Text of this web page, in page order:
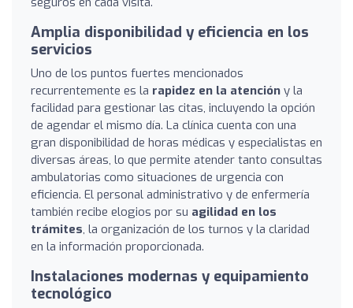
Amplia disponibilidad y eficiencia en los
servicios
Uno de los puntos fuertes mencionados
recurrentemente es la rapidez en la atención y la
facilidad para gestionar las citas, incluyendo la opción
de agendar el mismo día. La clínica cuenta con una
gran disponibilidad de horas médicas y especialistas en
diversas áreas, lo que permite atender tanto consultas
ambulatorias como situaciones de urgencia con
eficiencia. El personal administrativo y de enfermería
también recibe elogios por su agilidad en los
trámites, la organización de los turnos y la claridad
en la información proporcionada.
Instalaciones modernas y equipamiento
tecnológico